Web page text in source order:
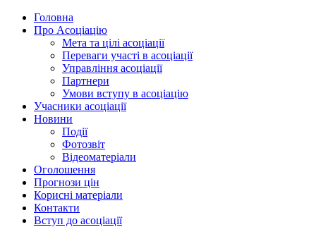
Головна
Про Асоціацію
Мета та цілі асоціації
Переваги участі в асоціації
Управління асоціації
Партнери
Умови вступу в асоціацію
Учасники асоціації
Новини
Події
Фотозвіт
Відеоматеріали
Оголошення
Прогнози цін
Корисні матеріали
Контакти
Вступ до асоціації